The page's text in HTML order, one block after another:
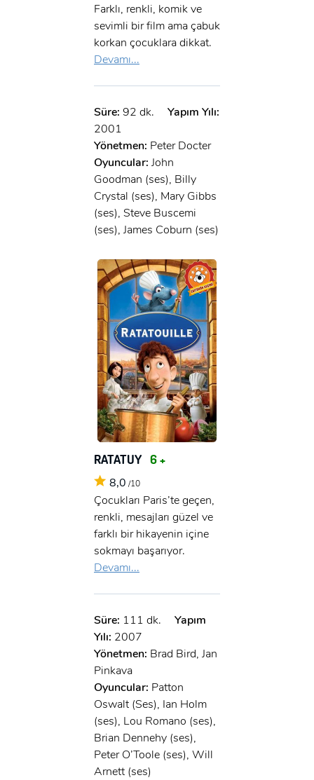
Farklı, renkli, komik ve
sevimli bir film ama çabuk
korkan çocuklara dikkat.
Devamı...
Süre: 92 dk.
Yapım Yılı:
2001
Yönetmen: Peter Docter
Oyuncular: John
Goodman (ses), Billy
Crystal (ses), Mary Gibbs
(ses), Steve Buscemi
(ses), James Coburn (ses)
RATATUY 6 +
8,0 /10
Çocukları Paris’te geçen,
renkli, mesajları güzel ve
farklı bir hikayenin içine
sokmayı başarıyor.
Devamı...
Süre: 111 dk.
Yapım
Yılı: 2007
Yönetmen: Brad Bird, Jan
Pinkava
Oyuncular: Patton
Oswalt (Ses), Ian Holm
(ses), Lou Romano (ses),
Brian Dennehy (ses),
Peter O’Toole (ses), Will
Arnett (ses)